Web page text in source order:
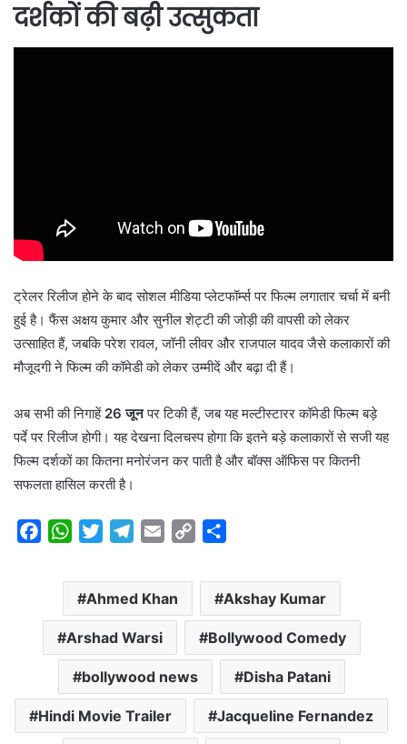
दर्शकों की बढ़ी उत्सुकता
ट्रेलर रिलीज होने के बाद सोशल मीडिया प्लेटफॉर्म्स पर फिल्म लगातार चर्चा में बनी
हुई है। फैंस अक्षय कुमार और सुनील शेट्टी की जोड़ी की वापसी को लेकर
उत्साहित हैं, जबकि परेश रावल, जॉनी लीवर और राजपाल यादव जैसे कलाकारों की
मौजूदगी ने फिल्म की कॉमेडी को लेकर उम्मीदें और बढ़ा दी हैं।
अब सभी की निगाहें 26 जूनपर टिकी हैं, जब यह मल्टीस्टारर कॉमेडी फिल्म बड़े
पर्दे पर रिलीज होगी। यह देखना दिलचस्प होगा कि इतने बड़े कलाकारों से सजी यह
फिल्म दर्शकों का कितना मनोरंजन कर पाती है और बॉक्स ऑफिस पर कितनी
सफलता हासिल करती है।
b
o
k
W
a
s
A
p
p
i
t
t
e
r
l
e
g
r
a
m
a
i
l
p
L
i
n
k
a
r
e
Ahmed Khan Akshay Kumar
Arshad Warsi Bollywood Comedy
bollywood news Disha Patani
Hindi Movie Trailer Jacqueline Fernandez